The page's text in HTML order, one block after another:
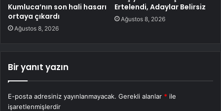
Kumluca’nın son hali hasarı
ortaya çıkardı
Ağustos 8, 2026
Ertelendi, Adaylar Belirsiz
Ağustos 8, 2026
Bir yanıt yazın
E-posta adresiniz yayınlanmayacak. Gerekli alanlar * ile
işaretlenmişlerdir